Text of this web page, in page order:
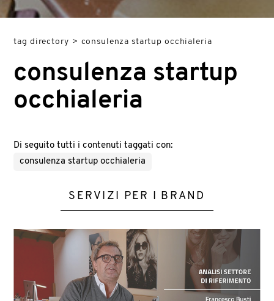
tag directory > consulenza startup occhialeria
consulenza startup
occhialeria
Di seguito tutti i contenuti taggati con:
consulenza startup occhialeria
SERVIZI PER I BRAND